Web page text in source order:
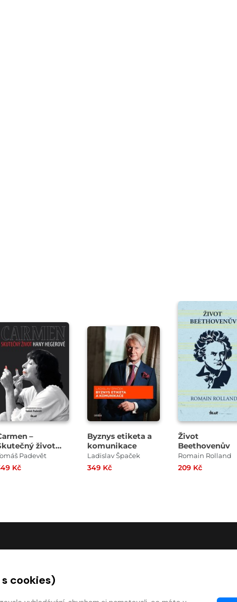
–
život
Hegerové
Padevět
Kč
Byznys etiketa a
komunikace
Ladislav Špaček
349 Kč
Život
Beethovenův
Romain Rolland
209 Kč
cookies)